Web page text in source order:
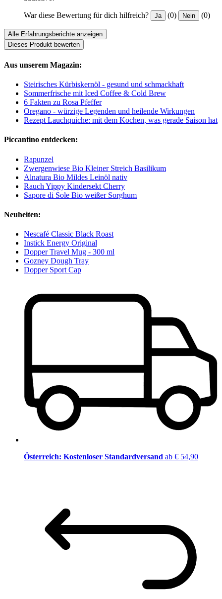
War diese Bewertung für dich hilfreich? Ja (0) Nein (0)
Alle Erfahrungsberichte anzeigen
Dieses Produkt bewerten
Aus unserem Magazin:
Steirisches Kürbiskernöl - gesund und schmackhaft
Sommerfrische mit Iced Coffee & Cold Brew
6 Fakten zu Rosa Pfeffer
Oregano - würzige Legenden und heilende Wirkungen
Rezept Lauchquiche: mit dem Kochen, was gerade Saison hat
Piccantino entdecken:
Rapunzel
Zwergenwiese Bio Kleiner Streich Basilikum
Alnatura Bio Mildes Leinöl nativ
Rauch Yippy Kindersekt Cherry
Sapore di Sole Bio weißer Sorghum
Neuheiten:
Nescafé Classic Black Roast
Instick Energy Original
Dopper Travel Mug - 300 ml
Gozney Dough Tray
Dopper Sport Cap
Österreich: Kostenloser Standardversand ab € 54,90